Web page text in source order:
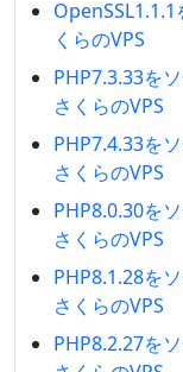
くらのVPS
PHP7.3.33を
さくらのVPS
PHP7.4.33を
さくらのVPS
PHP8.0.30を
さくらのVPS
PHP8.1.28を
さくらのVPS
PHP8.2.27を